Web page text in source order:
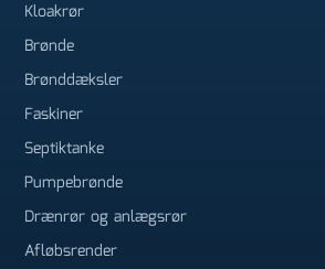
Kloakrør
Brønde
Brønddæksler
Faskiner
Septiktanke
Pumpebrønde
Drænrør og anlægsrør
Afløbsrender